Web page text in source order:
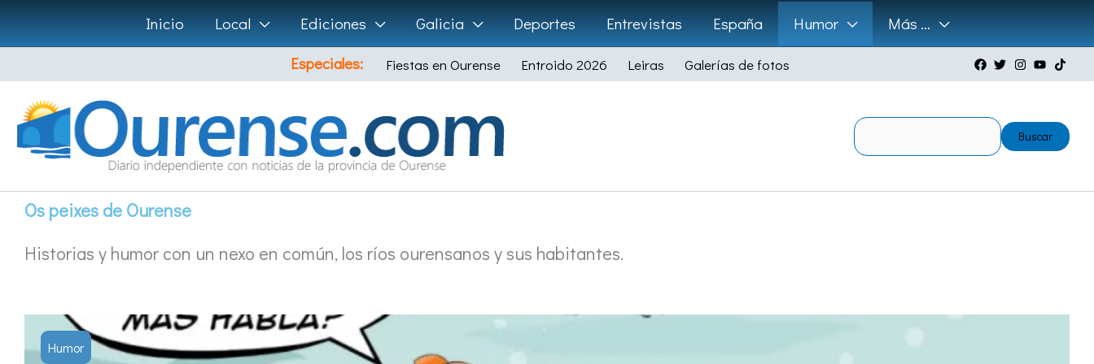
Ir
al
contenido
Inicio Local Ediciones Galicia Deportes Entrevistas España Humor
Más …
Especiales:
Fiestas en Ourense Entroido 2026 Leiras Galerías de fotos
Buscar
Os peixes de Ourense
Historias y humor con un nexo en común, los ríos ourensanos y sus habitantes.
Humor